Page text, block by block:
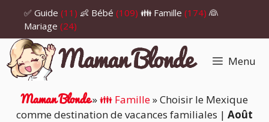
contenu
✅ Guide (11) 👶 Bébé (109) 👪 Famille (174) 👰
Mariage (24)
Menu
Maman Blonde»👪 Famille»Choisir le Mexique
comme destination de vacances familiales | Août